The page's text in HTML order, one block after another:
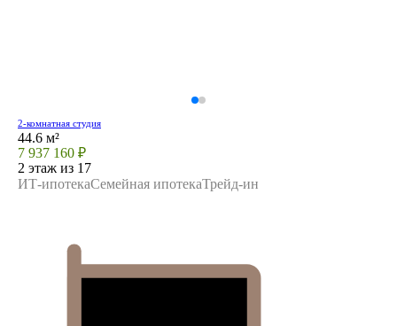
2-комнатная студия
44.6 м²
7 937 160 ₽
2 этаж из 17
ИТ-ипотекаСемейная ипотекаТрейд-ин